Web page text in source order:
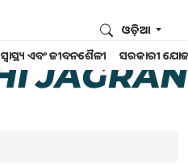
ସ୍ୱାସ୍ଥ୍ୟ ଏବଂ ଜୀବନଶୈଳୀ ସରକାରୀ
ଓଡ଼ିଆ